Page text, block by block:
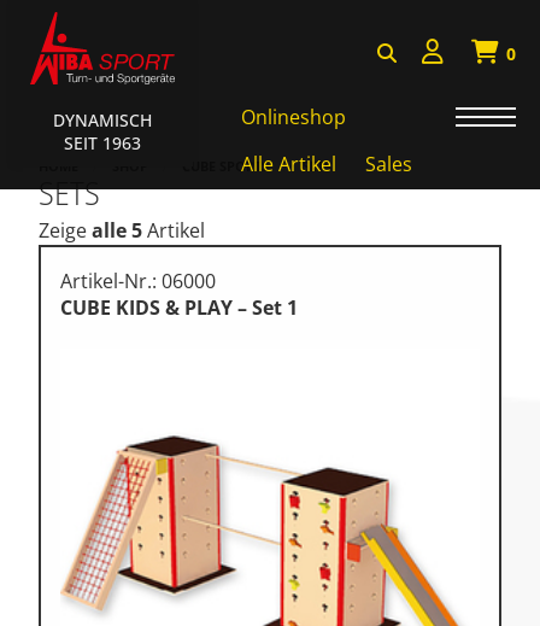
DYNAMISCH
SEIT 1963
0
Onlineshop
Alle Artikel
Sales
Badminton, Faustball
Bälle, Ballzubehör
Cube Sports
Funball
Kampfsport
Klettern
Leichtathletik
CUBE SPORTS SETS
SETS
Zeigealle 5Artikel
Artikel-Nr.: 06000
CUBE KIDS & PLAY – Set 1